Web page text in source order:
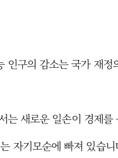
구의 감소는 국가 재정
는 새로운 일손이 경제
자기모순에 빠져 있습니